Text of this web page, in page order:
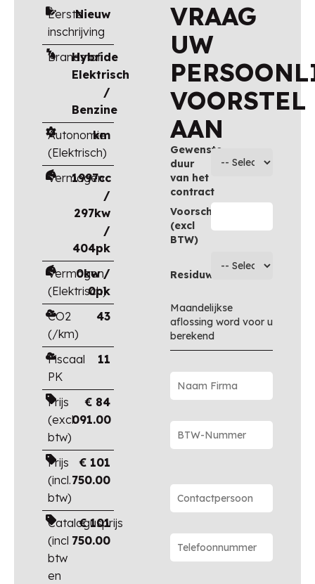
Eerste
inschrijving
Nieuw
Brandstof
Hybride
Elektrisch
/
Benzine
Autonomie
(Elektrisch)
km
Vermogen
1997cc
/
297kw
/
404pk
Vermogen
(Elektrisch)
0kw /
0pk
CO2
(/km)
43
Fiscaal
PK
11
Prijs
(excl.
btw)
€ 84
091.00
Prijs
(incl.
btw)
€ 101
750.00
Catalogusprijs
(incl
btw
en
€101
750.00
VRAAG
UW
VOORSTEL
AAN
Gewenste
duur
van het
contract
Voorschot
(excl
BTW)
Residuwaarde
Maandelijkse
aflossing word voor u
berekend